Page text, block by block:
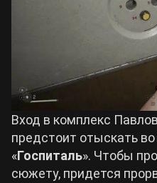
Zenless Zone Zero
Kingdom Come:
Path of Exile 2
Билды Arknights:
Билды Wuthering
Билды Cyberpunk
Билды Path of Exile 2
Вход в комплекс
предстоит отыскать
«Госпиталь». Чтобы
сюжету, придется